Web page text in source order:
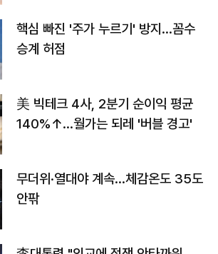
핵심 빠진 '주가 누르기' 방지…꼼수
승계 허점
美 빅테크 4사, 2분기 순이익 평균
140%↑…월가는 되레 '버블 경고'
무더위·열대야 계속…체감온도 35도
안팎